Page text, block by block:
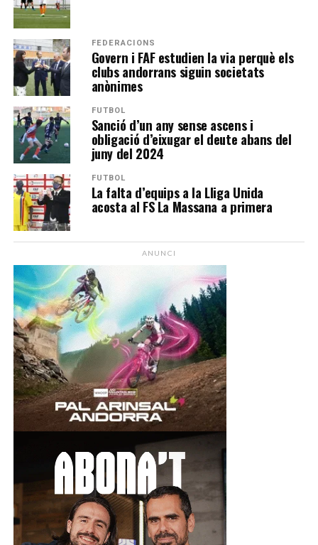
FEDERACIONS
Govern i FAF estudien la via perquè els
clubs andorrans siguin societats
anònimes
FUTBOL
Sanció d’un any sense ascens i
obligació d’eixugar el deute abans del
juny del 2024
FUTBOL
La falta d’equips a la Lliga Unida
acosta al FS La Massana a primera
ANUNCI